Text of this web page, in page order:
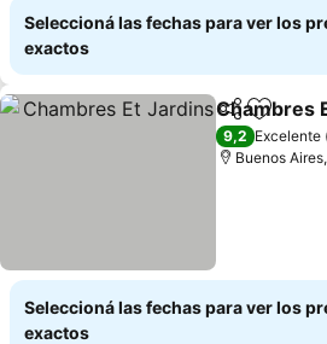
Seleccioná las fechas para ver los
exactos
Compartir
Añadir
Chambres
9,2 Excelente
Buenos
Seleccioná las fechas para ver los
exactos